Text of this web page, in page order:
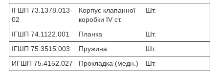
ІГШП 73.1378.013-
02
Корпус клапанної
коробки IV ст.
Шт.
ІГШП 74.1122.001 Планка
Шт.
ІГШП 75.3515.003
Пружина
Шт.
ИГШП 75.4152.027
Прокладка (медн.)
Шт.